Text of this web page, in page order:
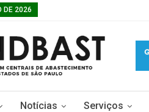
DE 2026
Notícias Serviços